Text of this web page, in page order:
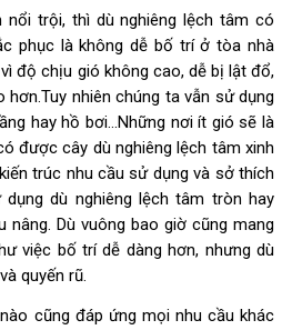
nổi trội, thì dù nghiêng lệch tâm có
phục là không dễ bố trí ở tòa nhà
độ chịu gió không cao, dễ bị lật đổ,
nhiên chúng ta vẫn sử dụng
hay hồ bơi…Những nơi ít gió sẽ là
được cây dù nghiêng lệch tâm xinh
trúc nhu cầu sử dụng và sở thích
dù nghiêng lệch tâm tròn hay
nâng. Dù vuông bao giờ cũng mang
việc bố trí dễ dàng hơn, nhưng dù
quyến rũ.
cũng đáp ứng mọi nhu cầu khác